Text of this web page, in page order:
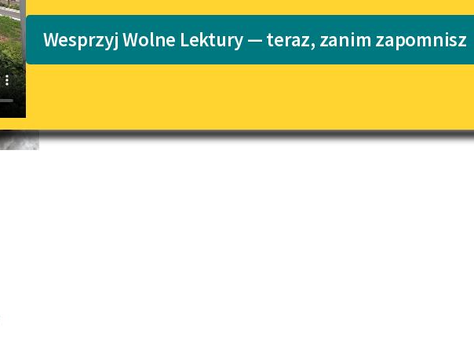
Lektury szkolne i klasyka
literatury do słuchania dla
E-kolekcja lektur szkolnych i
literatury do słuchania dla
Katalog
Katalog w
Wesprzyj Wolne Lektury — teraz, zanim zapomnisz